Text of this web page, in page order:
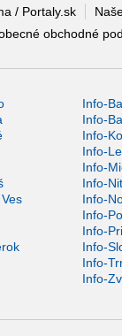
/ Portaly.sk
obchodné
Info-
Info-
Info-
Info-
Info-
Info-
Info-
Info-
Info-
Info-
Info-
Info-